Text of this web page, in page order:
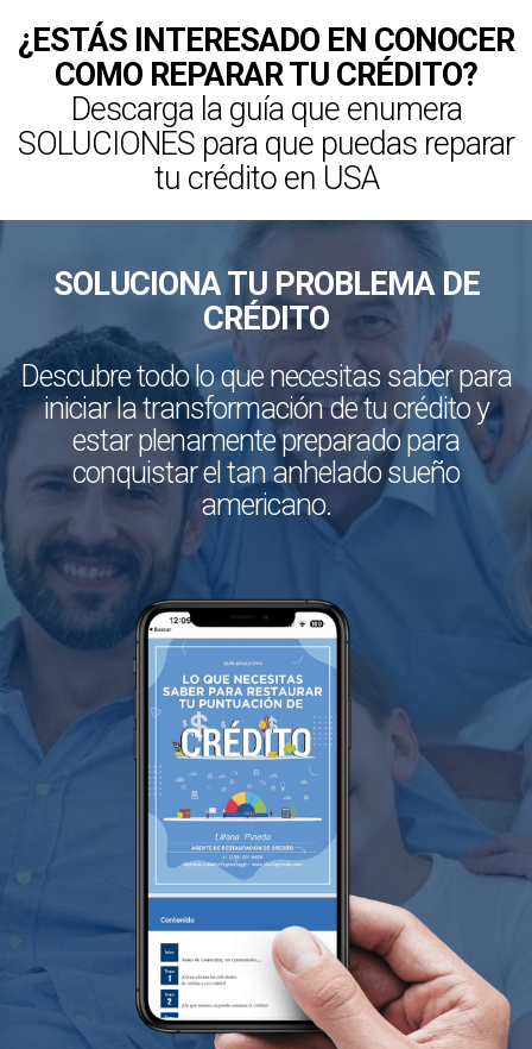
¿ESTÁS INTERESADO EN CONOCER
COMO REPARAR TU CRÉDITO?
Descarga la guía que enumera
SOLUCIONES para que puedas reparar
tu crédito en USA
SOLUCIONA TU PROBLEMA DE
CRÉDITO
Descubre todo lo que necesitas saber para
iniciar la transformación de tu crédito y
estar plenamente preparado para
conquistar el tan anhelado sueño
americano.